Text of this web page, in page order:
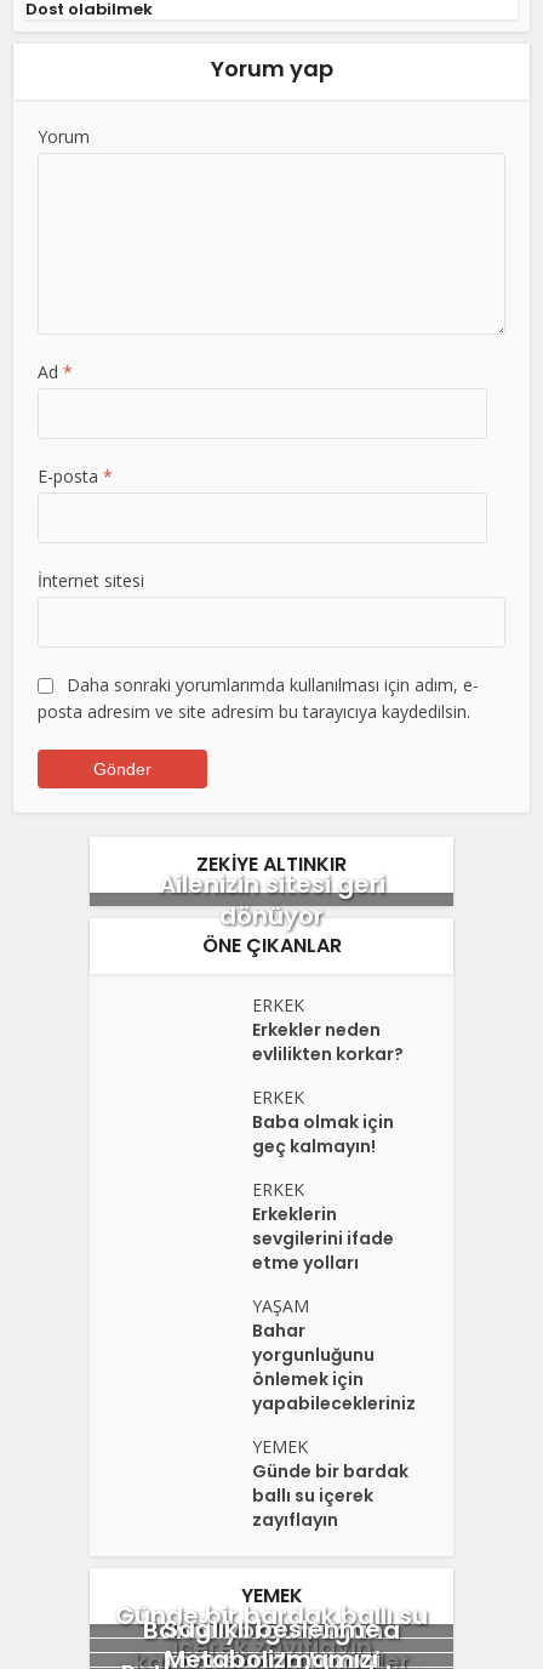
Dost olabilmek
Yorum yap
Yorum
Ad*
E-posta*
İnternet sitesi
Daha sonraki yorumlarımda kullanılması için adım, e-
posta adresim ve site adresim bu tarayıcıya kaydedilsin.
ZEKİYE ALTINKIR
Ailenizin sitesi geri
dönüyor
ÖNE ÇIKANLAR
ERKEK
Erkekler neden
evlilikten korkar?
ERKEK
Baba olmak için
geç kalmayın!
ERKEK
Erkeklerin
sevgilerini ifade
etme yolları
YAŞAM
Bahar
yorgunluğunu
önlemek için
yapabilecekleriniz
YEMEK
Günde bir bardak
ballı su içerek
zayıflayın
YEMEK
Günde bir bardak ballı su
içerek zayıflayın
Bahar yorgunluğuna
karşı faydalı meyveler
Sağlıklı beslenme
konusunda hangi
Metabolizmamızı